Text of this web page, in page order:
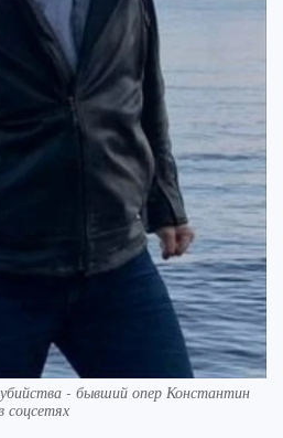
- бывший опер Константин